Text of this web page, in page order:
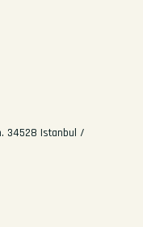
34528 Istanbul /